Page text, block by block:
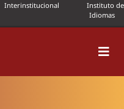
Interinstitucional
Instituto de
Idiomas